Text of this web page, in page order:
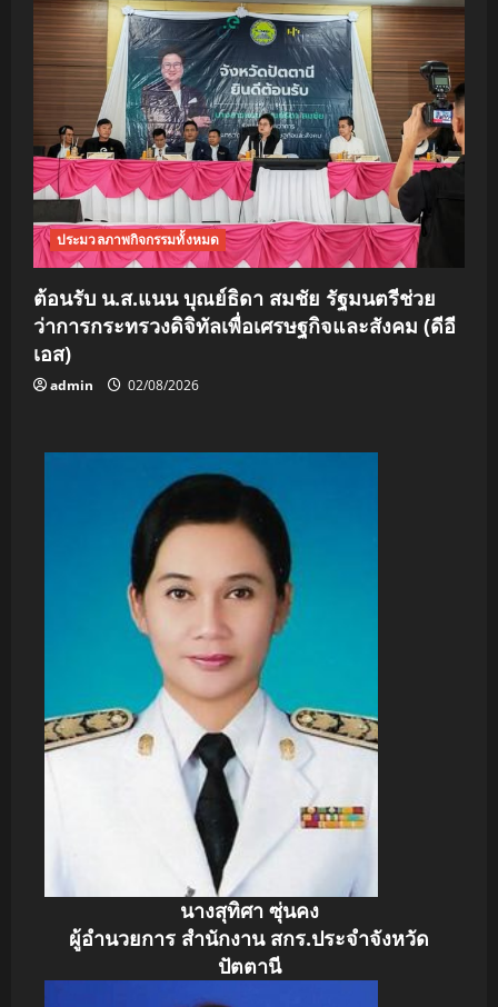
ประมวลภาพกิจกรรมทั้งหมด
ต้อนรับ น.ส.แนน บุณย์ธิดา สมชัย รัฐมนตรีช่วย
ว่าการกระทรวงดิจิทัลเพื่อเศรษฐกิจและสังคม (ดีอี
เอส)
admin 02/08/2026
นางสุทิศา ซุ่นคง
ผู้อำนวยการ สำนักงาน สกร.ประจำจังหวัด
ปัตตานี